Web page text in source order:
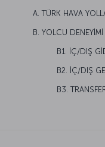
A. TÜRK HAVA
B. YOLCU
B1. İÇ/DIŞ
B2. İÇ/DIŞ
B3.